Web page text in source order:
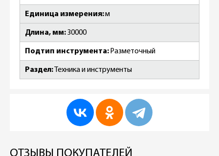
Единица измерениям
Длина, мм 30000
Подтип инструмента Разметочный
Раздел Техника и инструменты
ОТЗЫВЫ ПОКУПАТЕЛЕЙ